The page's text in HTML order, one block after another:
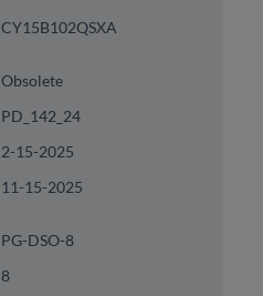
CY15B102QSXA
Obsolete
PD_142_24
2-15-2025
11-15-2025
PG-DSO-8
8